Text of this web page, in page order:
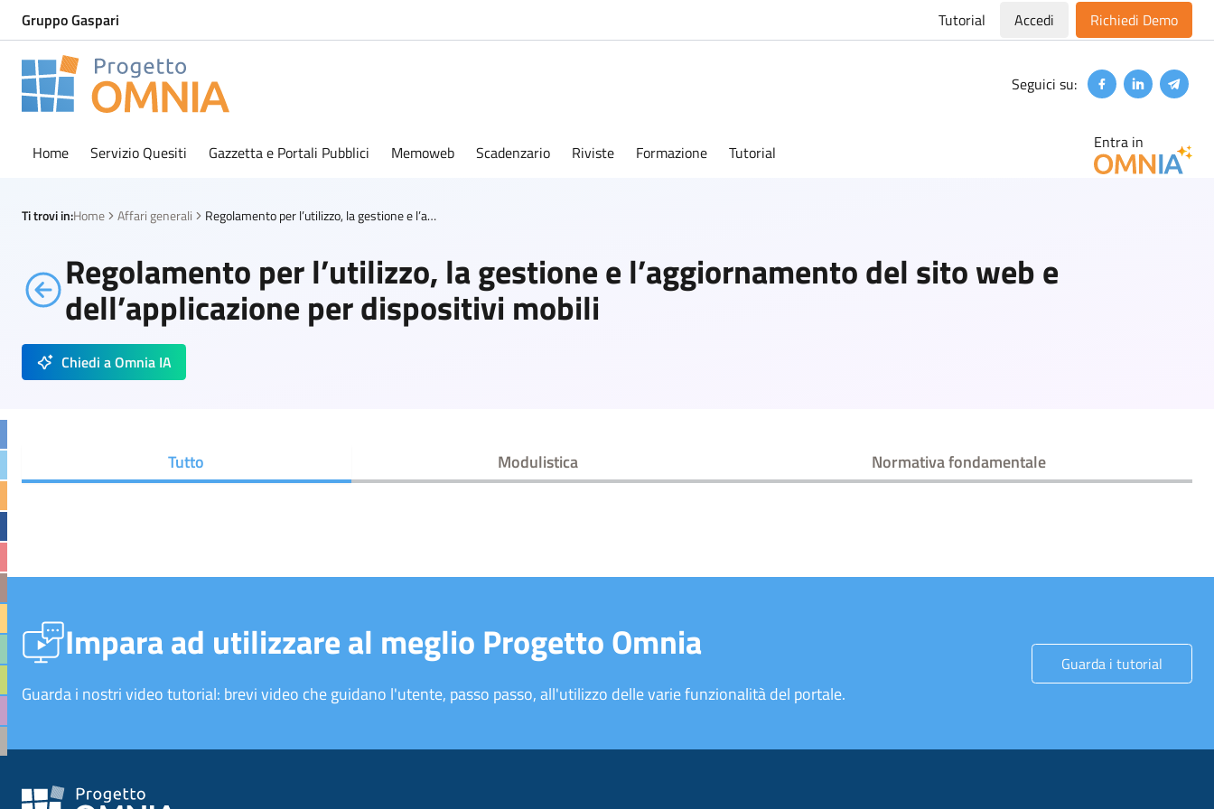
Gruppo Gaspari Tutorial Accedi Richiedi Demo
Progetto Omnia
Seguici su: FacebookLinkedin
Home Servizio Quesiti Gazzetta e Portali Pubblici Memoweb Scadenzario Riviste Formazione Tutorial Entra in
Ti trovi in:Home Affari generali Regolamento per l’utilizzo, la gestione e l’aggiornamento del sito web e dell’applicazione per dispositivi mobili
Regolamento per l’utilizzo, la gestione e l’aggiornamento del sito web e
dell’applicazione per dispositivi mobili
Chiedi a Omnia IA
Tutto Modulistica Normativa fondamentale
Impara ad utilizzare al meglio Progetto Omnia
Guarda i nostri video tutorial: brevi video che guidano l'utente, passo passo, all'utilizzo delle varie funzionalità del portale.
Guarda i tutorial